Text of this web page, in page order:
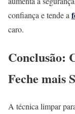
confiança e tende a
caro.
Conclusão:
Feche mais
A técnica limpar